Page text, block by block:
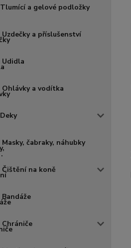
Tlumící a gelové podložky
Uzdečky a příslušenství
Udidla
Ohlávky a vodítka
Deky
Masky, čabraky, náhubky
Čištění na koně
Bandáže
Chrániče